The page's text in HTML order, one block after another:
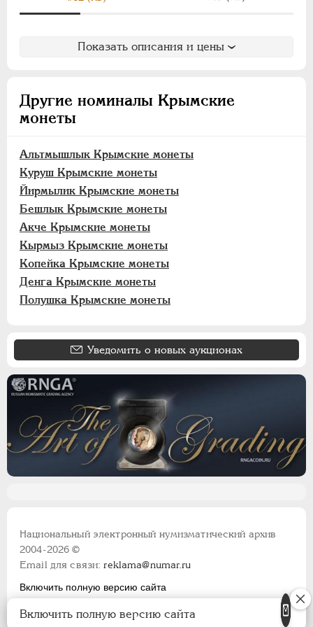
Показать описания и цены
Другие номиналы Крымские
монеты
Альтмышлык Крымские монеты
Куруш Крымские монеты
Йирмылик Крымские монеты
Бешлык Крымские монеты
Акче Крымские монеты
Кырмыз Крымские монеты
Копейка Крымские монеты
Денга Крымские монеты
Полушка Крымские монеты
Уведомить о новых аукционах
Йирмылик
Денга
Полушка
Грузинские монеты
Бухарские монеты
Хивинское ханство
Хорезмская Республика
Йеверские монеты
Ионийские монеты
Польские. Осада Замостья
Польские. Восстание 1830-1831
Французские монеты
Германская оккупация 1916
Национальный электронный нумизматический архив
2004-2026 ©
Email для связи:reklama@numar.ru
Включить полную версию сайта
Включить полную версию сайта